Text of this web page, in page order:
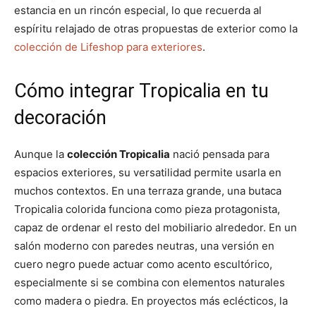
estancia en un rincón especial, lo que recuerda al
espíritu relajado de otras propuestas de exterior como la
colección de Lifeshop para exteriores.
Cómo integrar Tropicalia en tu
decoración
Aunque la colección Tropicalia nació pensada para
espacios exteriores, su versatilidad permite usarla en
muchos contextos. En una terraza grande, una butaca
Tropicalia colorida funciona como pieza protagonista,
capaz de ordenar el resto del mobiliario alrededor. En un
salón moderno con paredes neutras, una versión en
cuero negro puede actuar como acento escultórico,
especialmente si se combina con elementos naturales
como madera o piedra. En proyectos más eclécticos, la